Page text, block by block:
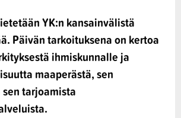
YK:n kansainvälistä
Päivän tarkoituksena on kertoa
ihmiskunnalle ja
maaperästä, sen
tarjoamista